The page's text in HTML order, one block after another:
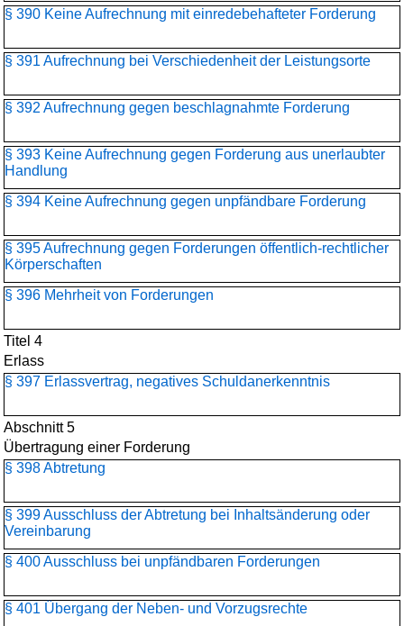
§ 390 Keine Aufrechnung mit einredebehafteter Forderung
§ 391 Aufrechnung bei Verschiedenheit der Leistungsorte
§ 392 Aufrechnung gegen beschlagnahmte Forderung
§ 393 Keine Aufrechnung gegen Forderung aus unerlaubter
Handlung
§ 394 Keine Aufrechnung gegen unpfändbare Forderung
§ 395 Aufrechnung gegen Forderungen öffentlich-rechtlicher
Körperschaften
§ 396 Mehrheit von Forderungen
Titel 4
Erlass
§ 397 Erlassvertrag, negatives Schuldanerkenntnis
Abschnitt 5
Übertragung einer Forderung
§ 398 Abtretung
§ 399 Ausschluss der Abtretung bei Inhaltsänderung oder
Vereinbarung
§ 400 Ausschluss bei unpfändbaren Forderungen
§ 401 Übergang der Neben- und Vorzugsrechte